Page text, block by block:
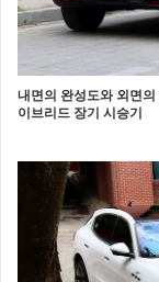
내면의 완성도와 외면
이브리드 장기 시승기